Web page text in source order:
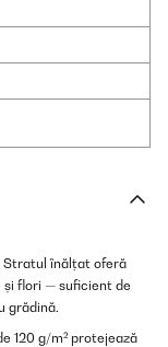
Stratul înălțat oferă
și flori — suficient de
grădină.
120 g/m² protejează